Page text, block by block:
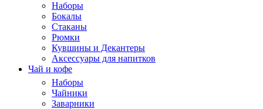
Наборы
Бокалы
Стаканы
Рюмки
Кувшины и Декантеры
Аксессуары для напитков
Чай и кофе
Наборы
Чайники
Заварники